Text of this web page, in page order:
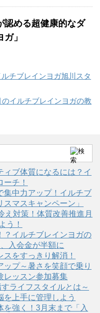
認める超健康的なダ
」
チブレインヨガ旭川スタ
イルチブレインヨガの教
ィブ体質になるには？イ
チ！
集中力アップ！イルチブ
マスキャンペーン」
え対策！体質改善推進月
う！
？イルチブレインヨガの
入会金が半額に
をすっきり解消！
プ～暑さを笑顔で乗り
レッスン参加募集
ライフスタイルとは～
上手に管理しよう
を強く！3月末まで「入